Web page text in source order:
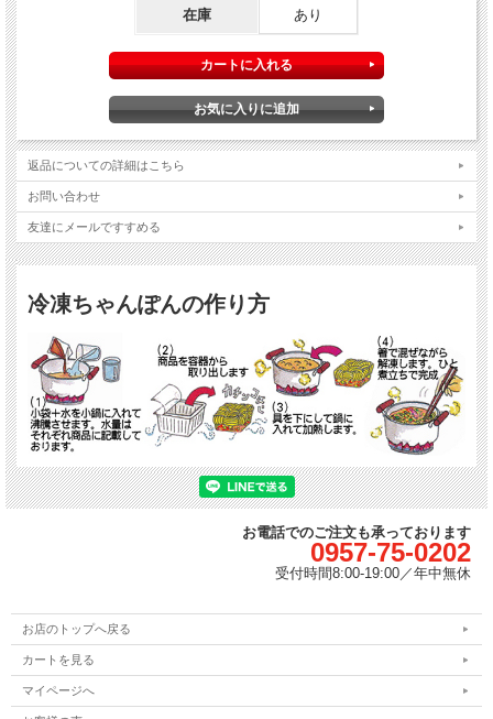
具付冷凍長崎ちゃんぽんは、当店No,1の実績。同類の冷凍長崎ちゃんぽんの発祥で
す。 具材とスープ、そして麺がワンパックになっており、調理は非常に簡単。 普
段料理をされない方も、お鍋と水だけで簡単にお召し上がりいただける一品です。
商品仕様
品名
冷凍食品：長崎ちゃんぽん(調理済具付中華茹麺)
内容量
450グラム/1個(1食)あたり
原材料/
原材料/
具材
キャベツ、もやし、きぬさや、グリーンピース、コーン、人参、きくら
げ、豚肉、揚げ蒲鉾、はんぺん、いか、海老、あけ貝
原材料/
スープ
豚肉、鶏肉、豚骨、鶏骨、いか、あけ貝、たまねぎを煮熟し抽出して濃
縮したスープ、食塩、醤油、調味料(アミノ酸等)
原材料/
小袋
食塩、こしょう、米粉、コーンフラワー、調味料(アミノ酸等)
その他 原材料の一部に大豆を含む
在庫 あり
返品についての詳細はこちら
お問い合わせ
友達にメールですすめる
冷凍ちゃんぽんの作り方
お電話でのご注文も承っております
0957-75-0202
受付時間8:00-19:00／年中無休
お店のトップへ戻る
カートを見る
マイページへ